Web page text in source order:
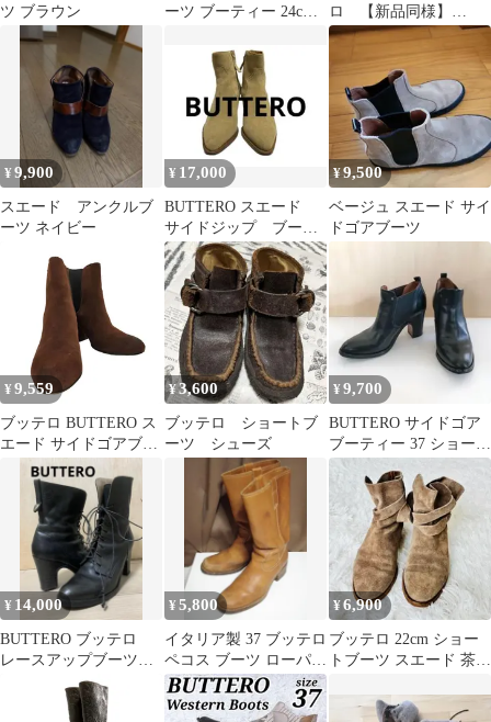
ツ ブラウン
ーツ ブーティー 24cm
ロ 【新品同様】
B8682 ボアタン スエー
ド アンクル トレッキン
グブーツ 36
¥9,900
スエード アンクルブ
ーツ ネイビー
¥ 17,000
BUTTERO スエード
サイドジップ ブー
ツ 36 23cm 箱付き
¥9,500
ベージュ スエード サイ
ドゴアブーツ
¥ 9,559
ブッテロ BUTTERO ス
エード サイドゴアブー
ツ レディース JPN：37
¥3,600
ブッテロ ショートブ
ーツ シューズ
¥9,700
BUTTERO サイドゴア
ブーティー 37 ショート
ブーツ
¥ 14,000
BUTTERO ブッテロ
レースアップブーツ
ヒール ブラック 38
¥5,800
イタリア製 37 ブッテロ
ペコス ブーツ ローパー
レザー シューズ 本革
茶
¥6,900
ブッテロ 22cm ショー
トブーツ スエード 茶
レザー